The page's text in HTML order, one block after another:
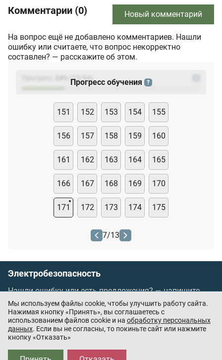
Комментарии (0) Новый комментарий
На вопрос ещё не добавлено комментариев. Нашли
ошибку или считаете, что вопрос некорректно
составлен? — расскажите об этом.
(23
Прогресс обучения ?
151 152 153 154 155
156 157 158 159 160
161 162 163 164 165
166 167 168 169 170
171 172 173 174 175
7/13
Электробезопасность
Нашли ошибку или есть предложения? —напишите
нам
Порядок проведения оплаты по банковским
картам/Цены/Оферта
Приложения партнёров:
Мы используем файлы cookie, чтобы улучшить работу сайта.
Нажимая кнопку «Принять», вы соглашаетесь с
использованием файлов cookie и на обработку персональных
данных. Если вы не согласны, то покиньте сайт или нажмите
кнопку «Отказать»